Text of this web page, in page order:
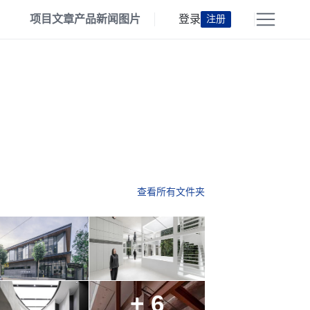
项目文章产品新闻 图片 登录 注册
查看所有文件夹
+ 6